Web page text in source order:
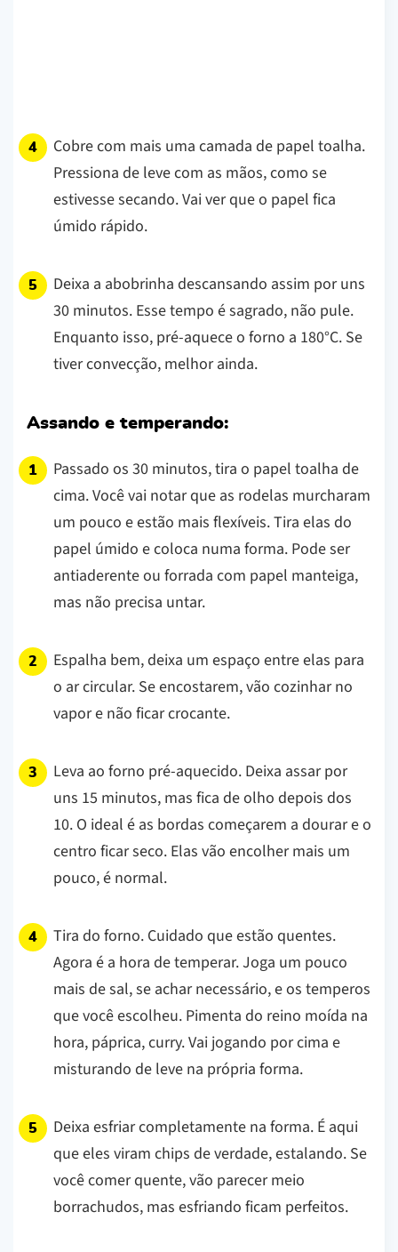
Cobre com mais uma camada de papel toalha.
Pressiona de leve com as mãos, como se
estivesse secando. Vai ver que o papel fica
úmido rápido.
Deixa a abobrinha descansando assim por uns
30 minutos. Esse tempo é sagrado, não pule.
Enquanto isso, pré-aquece o forno a 180°C. Se
tiver convecção, melhor ainda.
Assando e temperando:
Passado os 30 minutos, tira o papel toalha de
cima. Você vai notar que as rodelas murcharam
um pouco e estão mais flexíveis. Tira elas do
papel úmido e coloca numa forma. Pode ser
antiaderente ou forrada com papel manteiga,
mas não precisa untar.
Espalha bem, deixa um espaço entre elas para
o ar circular. Se encostarem, vão cozinhar no
vapor e não ficar crocante.
Leva ao forno pré-aquecido. Deixa assar por
uns 15 minutos, mas fica de olho depois dos
10. O ideal é as bordas começarem a dourar e o
centro ficar seco. Elas vão encolher mais um
pouco, é normal.
Tira do forno. Cuidado que estão quentes.
Agora é a hora de temperar. Joga um pouco
mais de sal, se achar necessário, e os temperos
que você escolheu. Pimenta do reino moída na
hora, páprica, curry. Vai jogando por cima e
misturando de leve na própria forma.
Deixa esfriar completamente na forma. É aqui
que eles viram chips de verdade, estalando. Se
você comer quente, vão parecer meio
borrachudos, mas esfriando ficam perfeitos.